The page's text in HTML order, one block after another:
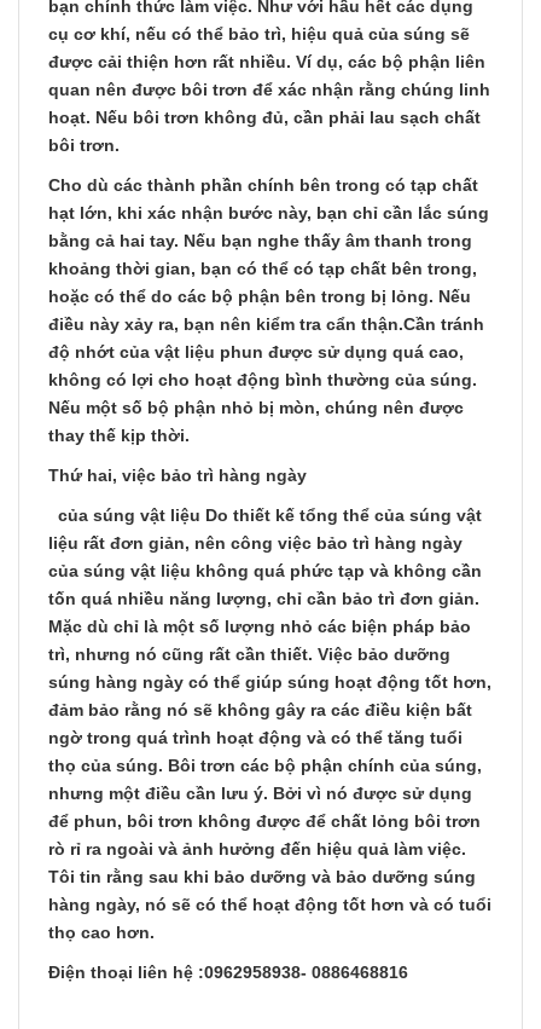
bạn chính thức làm việc. Như với hầu hết các dụng
cụ cơ khí, nếu có thể bảo trì, hiệu quả của súng sẽ
được cải thiện hơn rất nhiều. Ví dụ, các bộ phận liên
quan nên được bôi trơn để xác nhận rằng chúng linh
hoạt. Nếu bôi trơn không đủ, cần phải lau sạch chất
bôi trơn.
Cho dù các thành phần chính bên trong có tạp chất
hạt lớn, khi xác nhận bước này, bạn chỉ cần lắc súng
bằng cả hai tay. Nếu bạn nghe thấy âm thanh trong
khoảng thời gian, bạn có thể có tạp chất bên trong,
hoặc có thể do các bộ phận bên trong bị lỏng. Nếu
điều này xảy ra, bạn nên kiểm tra cẩn thận.Cần tránh
độ nhớt của vật liệu phun được sử dụng quá cao,
không có lợi cho hoạt động bình thường của súng.
Nếu một số bộ phận nhỏ bị mòn, chúng nên được
thay thế kịp thời.
Thứ hai, việc bảo trì hàng ngày
của súng vật liệu Do thiết kế tổng thể của súng vật
liệu rất đơn giản, nên công việc bảo trì hàng ngày
của súng vật liệu không quá phức tạp và không cần
tốn quá nhiều năng lượng, chỉ cần bảo trì đơn giản.
Mặc dù chỉ là một số lượng nhỏ các biện pháp bảo
trì, nhưng nó cũng rất cần thiết. Việc bảo dưỡng
súng hàng ngày có thể giúp súng hoạt động tốt hơn,
đảm bảo rằng nó sẽ không gây ra các điều kiện bất
ngờ trong quá trình hoạt động và có thể tăng tuổi
thọ của súng. Bôi trơn các bộ phận chính của súng,
nhưng một điều cần lưu ý. Bởi vì nó được sử dụng
để phun, bôi trơn không được để chất lỏng bôi trơn
rò rỉ ra ngoài và ảnh hưởng đến hiệu quả làm việc.
Tôi tin rằng sau khi bảo dưỡng và bảo dưỡng súng
hàng ngày, nó sẽ có thể hoạt động tốt hơn và có tuổi
thọ cao hơn.
Điện thoại liên hệ :0962958938- 0886468816